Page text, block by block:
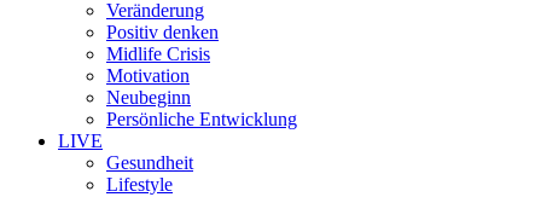
Veränderung
Positiv denken
Midlife Crisis
Motivation
Neubeginn
Persönliche Entwicklung
LIVE
Gesundheit
Lifestyle